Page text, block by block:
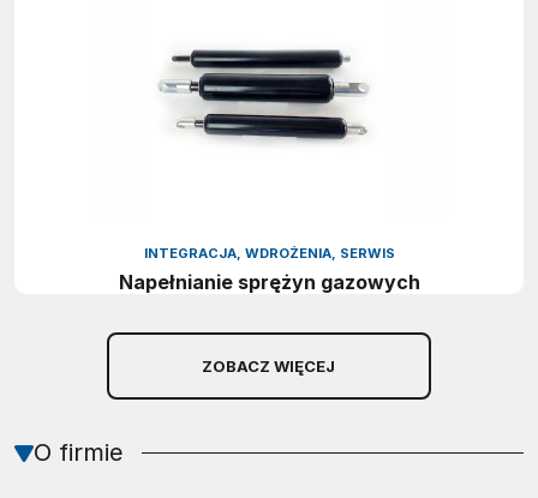
INTEGRACJA, WDROŻENIA, SERWIS
Napełnianie sprężyn gazowych
ZOBACZ WIĘCEJ
O firmie